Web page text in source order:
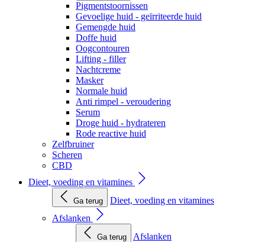
Pigmentstoornissen
Gevoelige huid - geïrriteerde huid
Gemengde huid
Doffe huid
Oogcontouren
Lifting - filler
Nachtcreme
Masker
Normale huid
Anti rimpel - veroudering
Serum
Droge huid - hydrateren
Rode reactive huid
Zelfbruiner
Scheren
CBD
Dieet, voeding en vitamines
Ga terug
Dieet, voeding en vitamines
Afslanken
Ga terug
Afslanken